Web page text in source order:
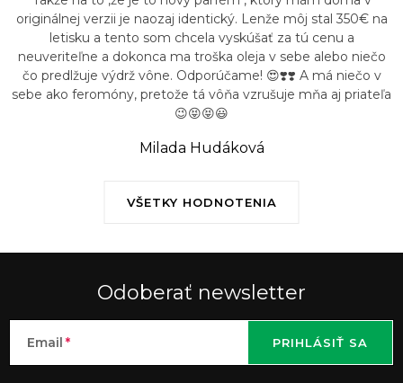
VŠETKY HODNOTENIA
originálnej verzii je naozaj identický. Lenže môj stal 350€ na
letisku a tento som chcela vyskúšať za tú cenu a
neuveriteľne a dokonca ma troška oleja v sebe alebo niečo
čo predlžuje výdrž vône. Odporúčame! 😍❣️❣️ A má niečo v
sebe ako feromóny, pretože tá vôňa vzrušuje mňa aj priateľa
😉😝😝😃
Milada Hudáková
Odoberať newsletter
Email PRIHLÁSIŤ SA